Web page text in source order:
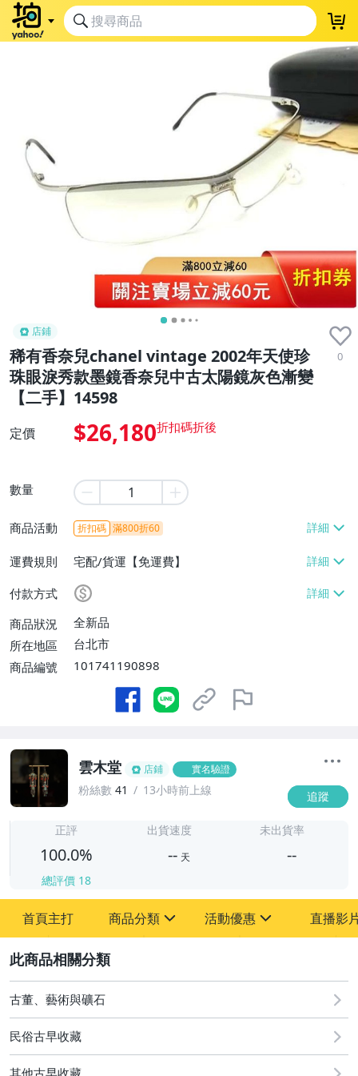
店鋪
稀有香奈兒chanel vintage 2002年天使珍
珠眼淚秀款墨鏡香奈兒中古太陽鏡灰色漸變
【二手】14598
0
定價 $26,180
數量
商品活動 折扣碼 滿800折60
運費規則
宅配/貨運【免運費】
付款方式
商品狀況
全新品
所在地區
台北市
商品編號
101741190898
雲木堂 店鋪 實名驗證
粉絲數 41 13小時前上線 追蹤
-
正評
100.0%
總評價 18
出貨速度
-- 天
未出貨率
--
首頁主打 商品分類
其它
活動優惠
[全店] 追蹤本賣場立減60元【粉絲轉享】
直播影
古董、藝術與礦石
民俗古早收藏